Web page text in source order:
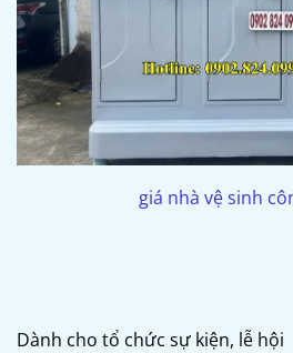
giá nhà vệ sinh
Dành cho tổ chức sự kiện, lễ hội